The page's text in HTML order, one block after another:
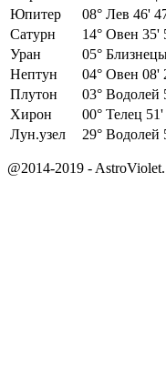
Юпитер
08° Лев 46'
Сатурн
14° Овен 35'
Уран
05°
Нептун
04° Овен 08'
Плутон
03° Водолей
Хирон
00° Телец
Лун.узел
29° Водолей
@2014-2019 -